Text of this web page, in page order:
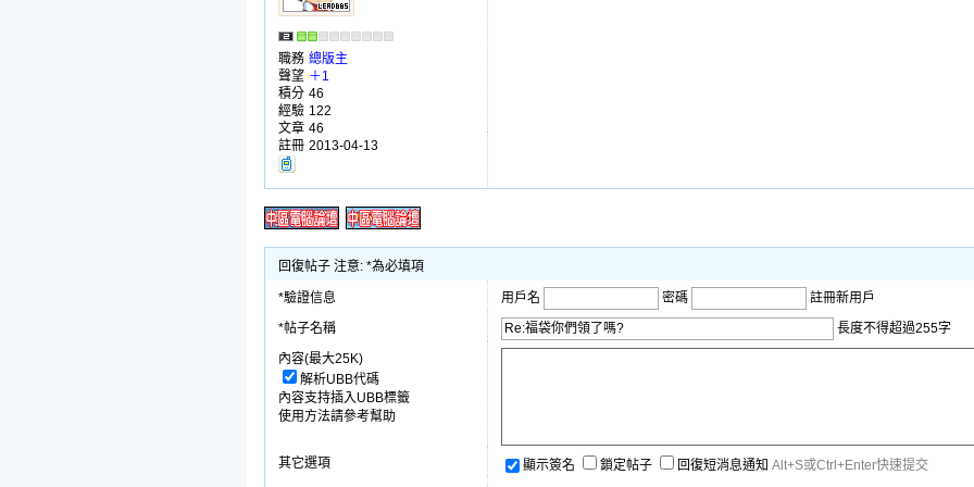
職務 總版主
聲望 ＋1
積分 46
經驗 122
文章 46
註冊 2013-04-13
回復帖子 注意: *為必填項
*驗證信息 用戶名 密碼
註冊新用戶
*帖子名稱
長度不得超過255字
內容(最大25K)
解析UBB代碼
內容支持插入UBB標籤
使用方法請參考幫助
其它選項 顯示簽名 鎖定帖子 回復短消息通知 Alt+S或Ctrl+Enter快速提交